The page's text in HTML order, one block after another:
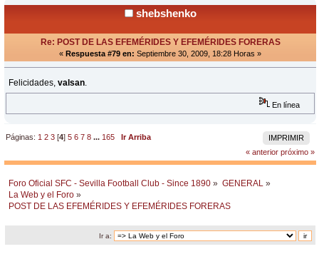
shebshenko
Re: POST DE LAS EFEMÉRIDES Y EFEMÉRIDES FORERAS
« Respuesta #79 en: Septiembre 30, 2009, 18:28 Horas »
Felicidades,valsan.
En línea
IMPRIMIR
Páginas: 1 2 3 [4]5 6 7 8 ... 165
Ir Arriba
« anterior próximo »
Foro Oficial SFC - Sevilla Football Club - Since 1890 » GENERAL »
La Web y el Foro »
POST DE LAS EFEMÉRIDES Y EFEMÉRIDES FORERAS
Ir a: